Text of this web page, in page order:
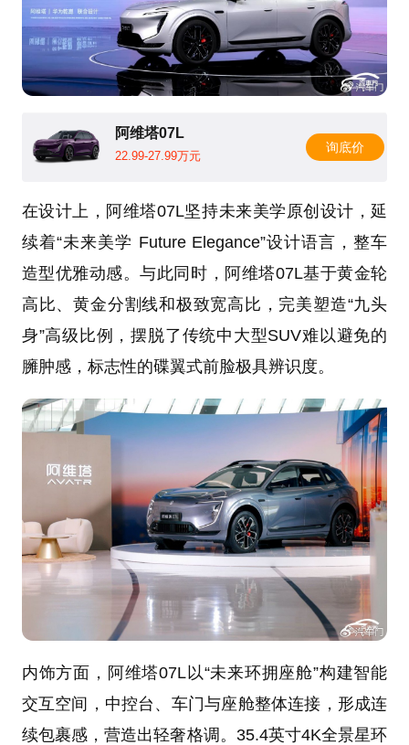
阿维塔07L
22.99-27.99万元
询底价
在设计上，阿维塔07L坚持未来美学原创设计，延
续着“未来美学 Future Elegance”设计语言，整车
造型优雅动感。与此同时，阿维塔07L基于黄金轮
高比、黄金分割线和极致宽高比，完美塑造“九头
身”高级比例，摆脱了传统中大型SUV难以避免的
臃肿感，标志性的碟翼式前脸极具辨识度。
内饰方面，阿维塔07L以“未来环拥座舱”构建智能
交互空间，中控台、车门与座舱整体连接，形成连
续包裹感，营造出轻奢格调。35.4英寸4K全景星环